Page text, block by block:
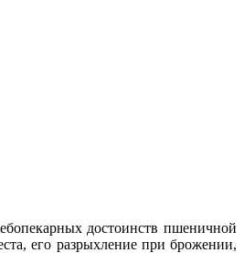
достоинств пшеничной
его разрыхление при брожении,